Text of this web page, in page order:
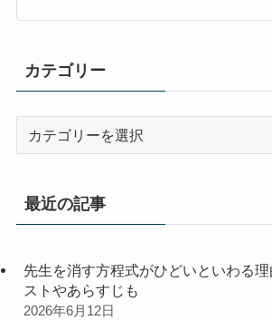
カテゴリー
リ
最近の記事
先生を消す方程式がひどいといわる
ストやあらすじも
2026年6月12日